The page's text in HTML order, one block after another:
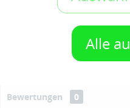
Alle
*AKTIONSWOCHEN MOBIL:
Bewertungen
0